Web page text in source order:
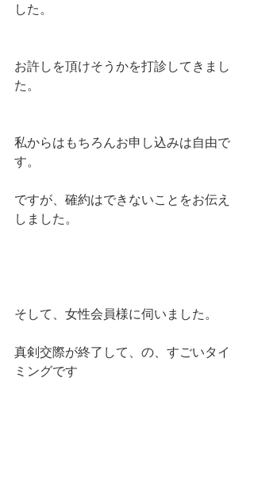
した。
お許しを頂けそうかを打診してきまし
た。
私からはもちろんお申し込みは自由で
す。
ですが、確約はできないことをお伝え
しました。
そして、女性会員様に伺いました。
真剣交際が終了して、の、すごいタイ
ミングです